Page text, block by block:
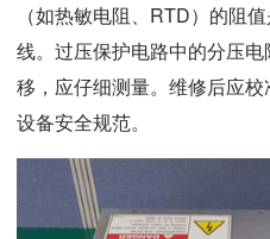
（如热敏电阻、RTD）的阻
线。过压保护电路中的分压
移，应仔细测量。维修后应
设备安全规范。